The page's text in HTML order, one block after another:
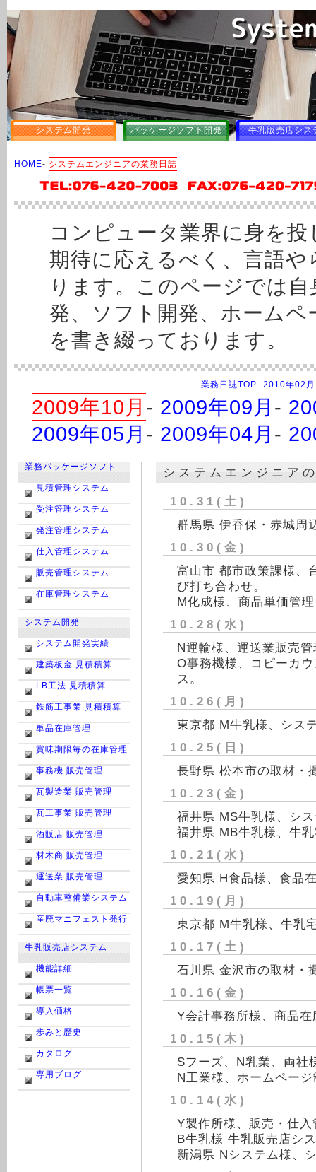
システム開発 パッケージソフト開発 牛乳販売店シス
HOME- システムエンジニアの業務日誌
コンピュータ業界に身を
期待に応えるべく、言語
ります。このページでは
発、ソフト開発、ホーム
を書き綴っております。
業務日誌TOP- 2010年02月
2009年10月 - 2009年09月 -
2009年05月 - 2009年04月 -
業務パッケージソフト
見積管理システム
受注管理システム
発注管理システム
仕入管理システム
販売管理システム
在庫管理システム
システム開発
システム開発実績
建築板金 見積積算
LB工法 見積積算
鉄筋工事業 見積積算
単品在庫管理
賞味期限毎の在庫管理
事務機 販売管理
瓦製造業 販売管理
瓦工事業 販売管理
酒販店 販売管理
材木商 販売管理
運送業 販売管理
自動車整備業システム
産廃マニフェスト発行
牛乳販売店システム
機能詳細
帳票一覧
導入価格
歩みと歴史
カタログ
専用ブログ
システムエンジニア
10.31(土)
群馬県 伊香保・赤城周
10.30(金)
富山市 都市政策課様、
び打ち合わせ。
M化成様、商品単価管
10.28(水)
N運輸様、運送業販売
O事務機様、コピーカ
ス。
10.26(月)
東京都 M牛乳様、シス
10.25(日)
長野県 松本市の取材・
10.23(金)
福井県 MS牛乳様、シ
福井県 MB牛乳様、牛
10.21(水)
愛知県 H食品様、食品
10.19(月)
東京都 M牛乳様、牛乳
10.17(土)
石川県 金沢市の取材・
10.16(金)
Y会計事務所様、商品
10.15(木)
Sフーズ、N乳業、両社
N工業様、ホームペー
10.14(水)
Y製作所様、販売・仕
B牛乳様 牛乳販売店シ
新潟県 Nシステム様、